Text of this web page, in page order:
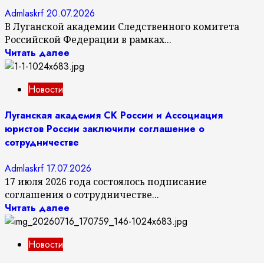
Admlaskrf20.07.2026
В Луганской академии Следственного комитета
Российской Федерации в рамках...
Читать далее
Новости
Луганская академия СК России и Ассоциация
юристов России заключили соглашение о
сотрудничестве
Admlaskrf 17.07.2026
17 июля 2026 года состоялось подписание
соглашения о сотрудничестве...
Читать далее
Новости